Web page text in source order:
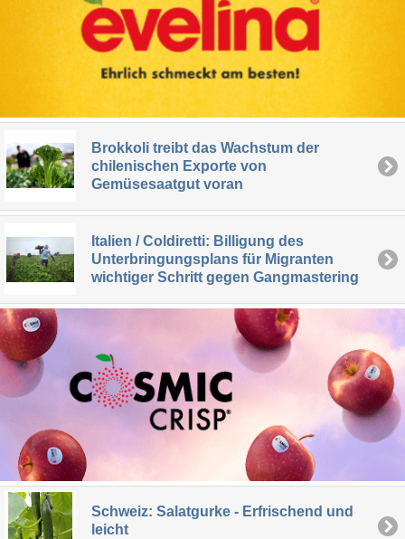
Brokkoli treibt das Wachstum der
chilenischen Exporte von
Gemüsesaatgut voran
Italien / Coldiretti: Billigung des
Unterbringungsplans für Migranten
wichtiger Schritt gegen Gangmastering
Schweiz: Salatgurke - Erfrischend und
leicht